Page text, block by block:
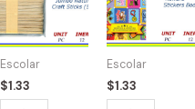
Escolar
$1.33
JUMBO
NATURAL
CRAFT
quantity
Escolar
$1.33
LIBRO
REWARD
400
STICKERS
quantity